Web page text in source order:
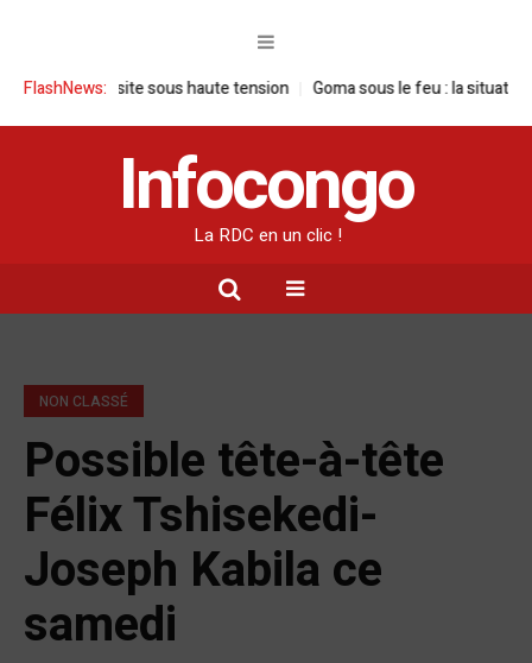
FlashNews:
une visite sous haute tension Goma sous le feu : la situation
Infocongo
La RDC en un clic !
NON CLASSÉ
Possible tête-à-tête
Félix Tshisekedi-
Joseph Kabila ce
samedi